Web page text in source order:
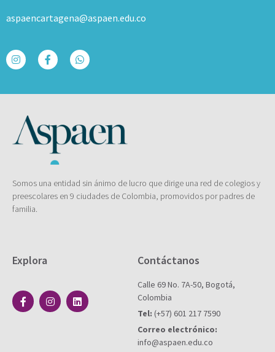
aspaencartagena@aspaen.edu.co
Somos una entidad sin ánimo de lucro que dirige una red de colegios y
preescolares en 9 ciudades de Colombia, promovidos por padres de
familia.
Explora Contáctanos
Calle 69 No. 7A-50, Bogotá,
Colombia
Tel: (+57) 601 217 7590
Correo electrónico:
info@aspaen.edu.co